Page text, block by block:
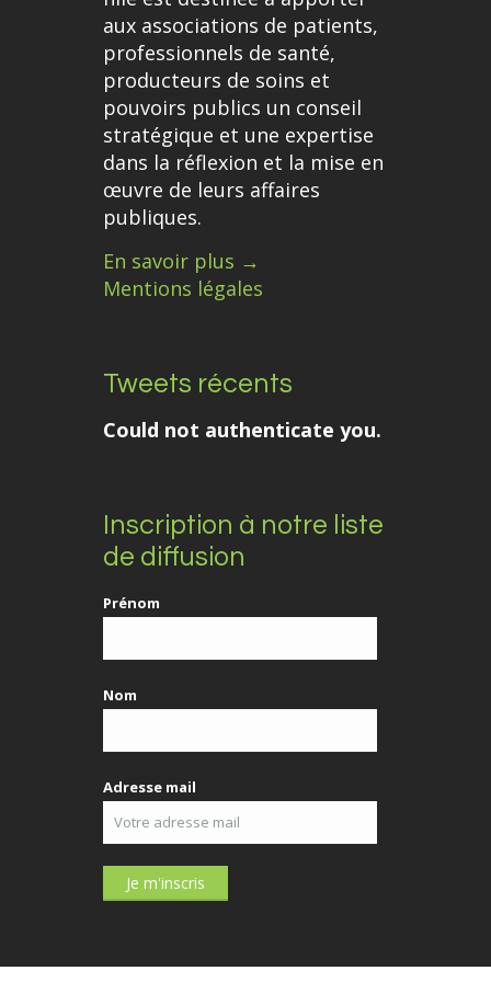
aux associations de patients,
professionnels de santé,
producteurs de soins et
pouvoirs publics un conseil
stratégique et une expertise
dans la réflexion et la mise en
œuvre de leurs affaires
publiques.
En savoir plus →
Mentions légales
Tweets récents
Could not authenticate you.
Inscription à notre liste
de diffusion
Prénom
Nom
Adresse mail